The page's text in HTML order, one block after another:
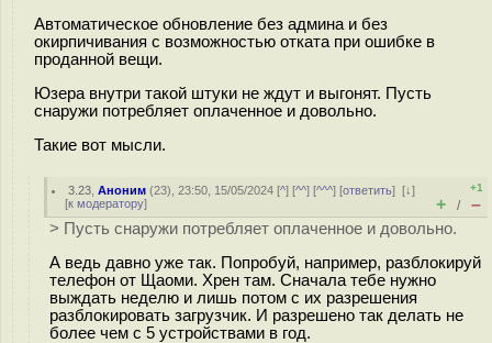
Автоматическое обновление без админа и без
окирпичивания с возможностью отката при ошибке в
проданной вещи.
Юзера внутри такой штуки не ждут и выгонят. Пусть
снаружи потребляет оплаченное и довольно.
Такие вот мысли.
3.23 ,Аноним (23), 23:50, 15/05/2024 [^] [^^] [^^^] [ответить][↓]
[к модератору]
+1
+ / –
> Пусть снаружи потребляет оплаченное и довольно.
А ведь давно уже так. Попробуй, например, разблокируй
телефон от Щаоми. Хрен там. Сначала тебе нужно
выждать неделю и лишь потом с их разрешения
разблокировать загрузчик. И разрешено так делать не
более чем с 5 устройствами в год.